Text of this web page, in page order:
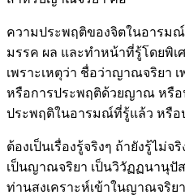
ความประพฤติของจิตในอารม
มรรค ผล และทำหน้าที่รู้โดยพิ
เพราะเหตุว่า ชื่อว่าญาณจริยา
หรือการประพฤติด้วยญาณ หรื
ประพฤติในอารมณ์ที่รู้แล้ว หรือ
ต้องเป็นเรื่องรู้จริงๆ ถ้ายังรู้ไม่
เป็นญาณจริยา เป็นวิวัฏฏนานุ
ท่านสงเคราะห์เข้าในญาณจริยา